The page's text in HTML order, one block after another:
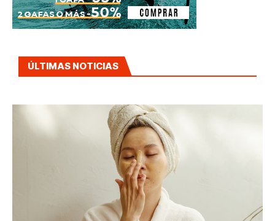
ÚLTIMAS NOTICIAS